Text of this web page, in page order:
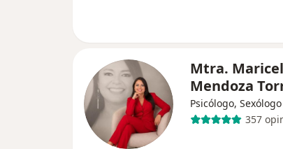
Mtra.
Mendoza
Psicólogo, Sexólogo
357